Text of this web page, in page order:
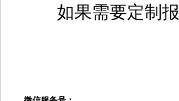
如果需要定制报